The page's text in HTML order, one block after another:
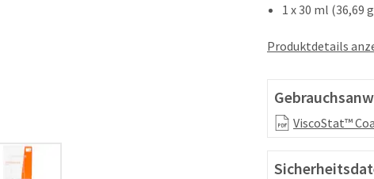
1 x 30 ml (36,69
Produktdetails
ViscoStat™